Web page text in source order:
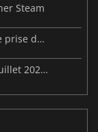
Steam
Des cartes de logiciels malveillants et une prise de contrôle de Discord ont touché Meccha Chameleon
Sorties de jeux vidéo de cette semaine - juillet 2026 (semaine 31)